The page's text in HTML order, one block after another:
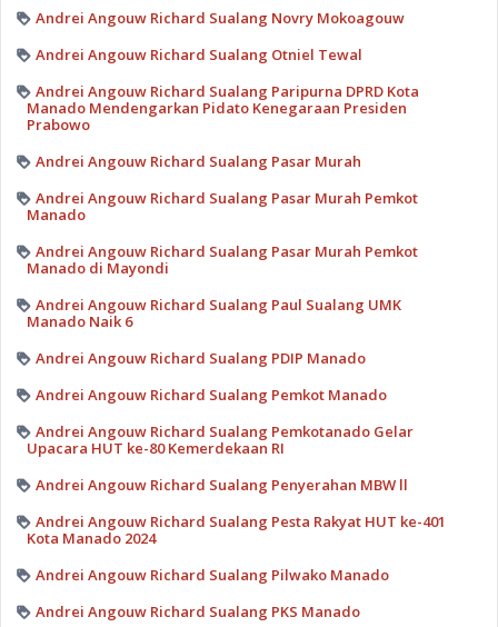
Andrei Angouw Richard Sualang Novry Mokoagouw
Andrei Angouw Richard Sualang Otniel Tewal
Andrei Angouw Richard Sualang Paripurna DPRD Kota
Manado Mendengarkan Pidato Kenegaraan Presiden
Prabowo
Andrei Angouw Richard Sualang Pasar Murah
Andrei Angouw Richard Sualang Pasar Murah Pemkot
Manado
Andrei Angouw Richard Sualang Pasar Murah Pemkot
Manado di Mayondi
Andrei Angouw Richard Sualang Paul Sualang UMK
Manado Naik 6
Andrei Angouw Richard Sualang PDIP Manado
Andrei Angouw Richard Sualang Pemkot Manado
Andrei Angouw Richard Sualang Pemkotanado Gelar
Upacara HUT ke-80 Kemerdekaan RI
Andrei Angouw Richard Sualang Penyerahan MBW ll
Andrei Angouw Richard Sualang Pesta Rakyat HUT ke-401
Kota Manado 2024
Andrei Angouw Richard Sualang Pilwako Manado
Andrei Angouw Richard Sualang PKS Manado